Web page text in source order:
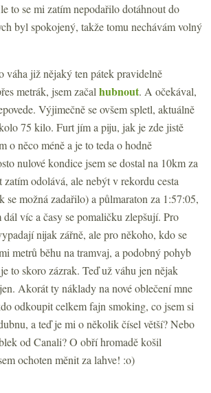
to se mi zatím nepodařilo dotáhnout do
byl spokojený, takže tomu nechávám volný
váha již nějaký ten pátek pravidelně
metrák, jsem začal hubnout. A očekával,
Výjimečně se ovšem spletl, aktuálně
75 kilo. Furt jím a piju, jak je zde jistě
o něco méně a je to teda o hodně
nulové kondice jsem se dostal na 10km za
zatím odolává, ale nebýt v rekordu cesta
se možná zadařilo) a půlmaraton za 1:57:05,
víc a časy se pomaličku zlepšují. Pro
nijak zářně, ale pro někoho, kdo se
metrů běhu na tramvaj, a podobný pohyb
to skoro zázrak. Teď už váhu jen nějak
Akorát ty náklady na nové oblečení mne
odkoupit celkem fajn smoking, co jsem si
a teď je mi o několik čísel větší? Nebo
od Canali? O obří hromadě košil
ochoten měnit za lahve! :o)